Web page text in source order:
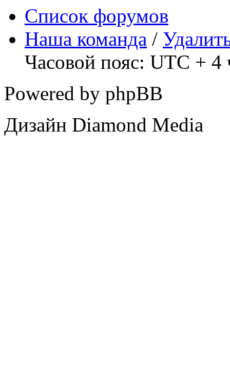
Список форумов
Наша команда /
Часовой пояс: UTC + 4
Powered by phpBB
Дизайн Diamond Media